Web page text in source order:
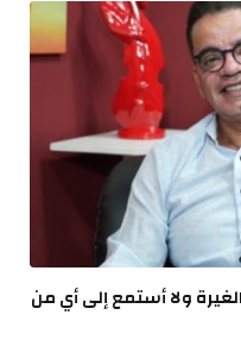
ولا أستمع إلى أي من